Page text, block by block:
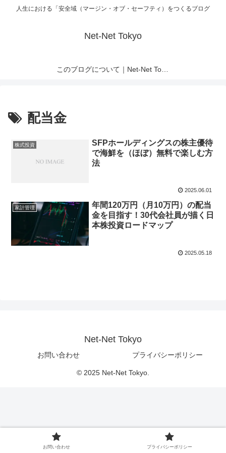
人生における「安全域（マージン・オブ・セーフティ）をつくるブログ
Net-Net Tokyo
このブログについて｜Net-Net Tokyo
配当金
株式投資
SFPホールディングスの株主優待
で海鮮を（ほぼ）無料で楽しむ方
法
2025.06.01
家計管理
年間120万円（月10万円）の配当
金を目指す！30代会社員が描く日
本株投資ロードマップ
2025.05.18
Net-Net Tokyo
お問い合わせ プライバシーポリシー
© 2025 Net-Net Tokyo.
お問い合わせ プライバシーポリシー